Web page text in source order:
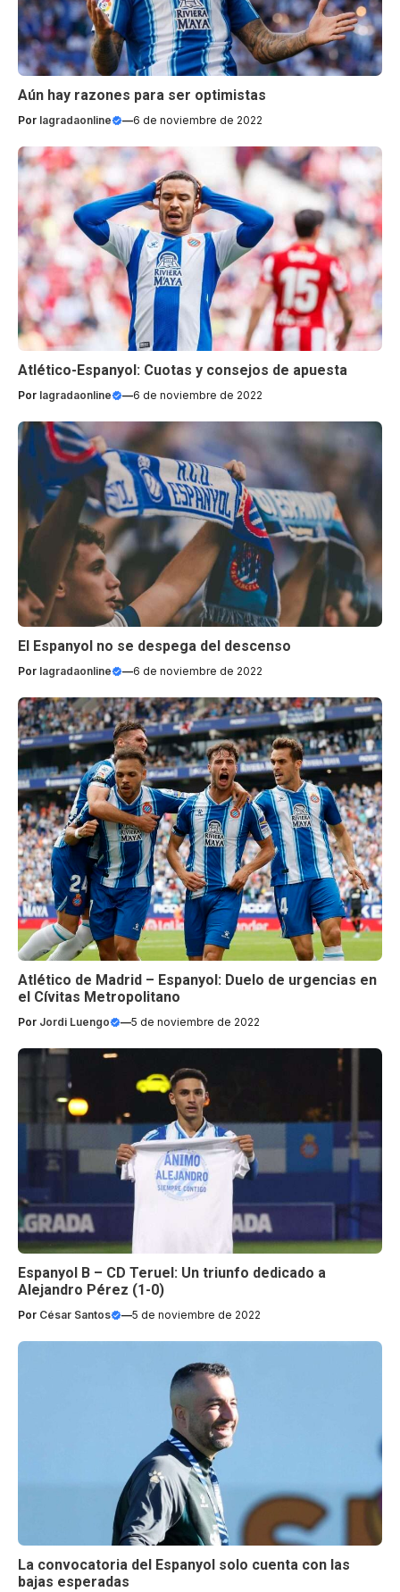
Aún hay razones para ser optimistas
Por lagradaonline —6 de noviembre de 2022
Atlético-Espanyol: Cuotas y consejos de apuesta
Por lagradaonline —6 de noviembre de 2022
El Espanyol no se despega del descenso
Por lagradaonline —6 de noviembre de 2022
Atlético de Madrid – Espanyol: Duelo de urgencias en
el Cívitas Metropolitano
Por Jordi Luengo —5 de noviembre de 2022
Espanyol B – CD Teruel: Un triunfo dedicado a
Alejandro Pérez (1-0)
Por César Santos —5 de noviembre de 2022
La convocatoria del Espanyol solo cuenta con las
bajas esperadas